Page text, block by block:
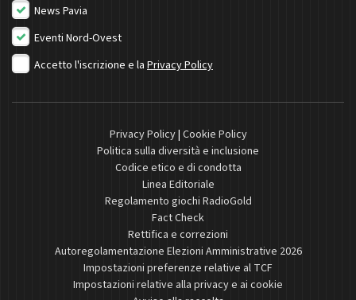
News Pavia
Eventi Nord-Ovest
Accetto l'iscrizione e la Privacy Policy
Privacy Policy| Cookie Policy
Politica sulla diversità e inclusione
Codice etico e di condotta
Linea Editoriale
Regolamento giochi RadioGold
Fact Check
Rettifica e correzioni
Autoregolamentazione Elezioni Amministrative 2026
Impostazioni preferenze relative al TCF
Impostazioni relative alla privacy e ai cookie